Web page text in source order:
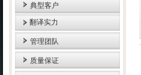
典型客户
翻译实力
管理团队
质量保证